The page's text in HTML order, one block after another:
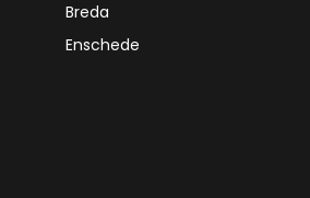
Breda
Enschede